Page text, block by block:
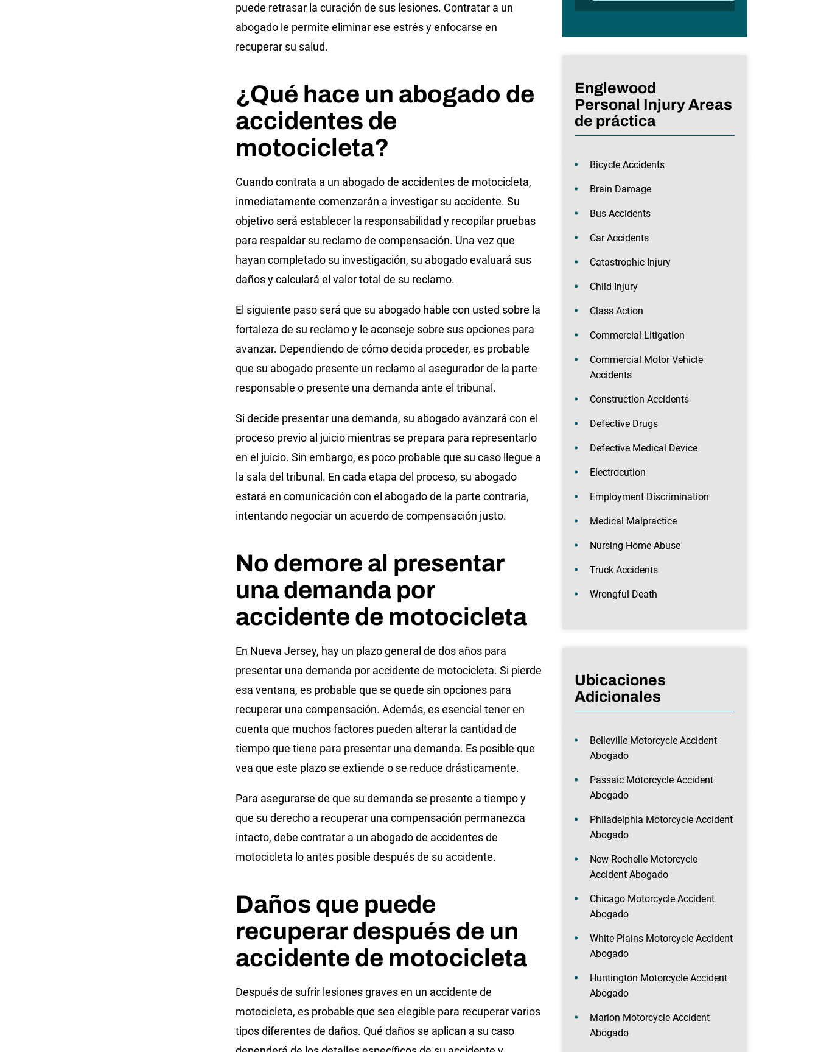
puede retrasar la curación de sus lesiones. Contratar a un
abogado le permite eliminar ese estrés y enfocarse en
recuperar su salud.
¿Qué hace un abogado de
accidentes de
motocicleta?
Cuando contrata a un abogado de accidentes de motocicleta,
inmediatamente comenzarán a investigar su accidente. Su
objetivo será establecer la responsabilidad y recopilar pruebas
para respaldar su reclamo de compensación. Una vez que
hayan completado su investigación, su abogado evaluará sus
daños y calculará el valor total de su reclamo.
El siguiente paso será que su abogado hable con usted sobre la
fortaleza de su reclamo y le aconseje sobre sus opciones para
avanzar. Dependiendo de cómo decida proceder, es probable
que su abogado presente un reclamo al asegurador de la parte
responsable o presente una demanda ante el tribunal.
Si decide presentar una demanda, su abogado avanzará con el
proceso previo al juicio mientras se prepara para representarlo
en el juicio. Sin embargo, es poco probable que su caso llegue a
la sala del tribunal. En cada etapa del proceso, su abogado
estará en comunicación con el abogado de la parte contraria,
intentando negociar un acuerdo de compensación justo.
No demore al presentar
una demanda por
accidente de motocicleta
En Nueva Jersey, hay un plazo general de dos años para
presentar una demanda por accidente de motocicleta. Si pierde
esa ventana, es probable que se quede sin opciones para
recuperar una compensación. Además, es esencial tener en
cuenta que muchos factores pueden alterar la cantidad de
tiempo que tiene para presentar una demanda. Es posible que
vea que este plazo se extiende o se reduce drásticamente.
Para asegurarse de que su demanda se presente a tiempo y
que su derecho a recuperar una compensación permanezca
intacto, debe contratar a un abogado de accidentes de
motocicleta lo antes posible después de su accidente.
Daños que puede
recuperar después de un
accidente de motocicleta
Después de sufrir lesiones graves en un accidente de
motocicleta, es probable que sea elegible para recuperar varios
tipos diferentes de daños. Qué daños se aplican a su caso
Englewood
Personal Injury Areas
de práctica
Bicycle Accidents
Brain Damage
Bus Accidents
Car Accidents
Catastrophic Injury
Child Injury
Class Action
Commercial Litigation
Commercial Motor Vehicle
Accidents
Construction Accidents
Defective Drugs
Defective Medical Device
Electrocution
Employment Discrimination
Medical Malpractice
Nursing Home Abuse
Truck Accidents
Wrongful Death
Ubicaciones
Adicionales
Belleville Motorcycle Accident
Abogado
Passaic Motorcycle Accident
Abogado
Philadelphia Motorcycle Accident
Abogado
New Rochelle Motorcycle
Accident Abogado
Chicago Motorcycle Accident
Abogado
White Plains Motorcycle Accident
Abogado
Huntington Motorcycle Accident
Abogado
Marion Motorcycle Accident
Abogado